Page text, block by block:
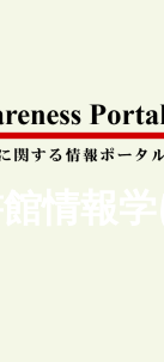
情報